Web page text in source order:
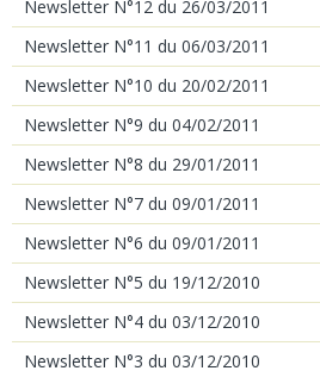
Newsletter N°12 du 26/03/2011
Newsletter N°11 du 06/03/2011
Newsletter N°10 du 20/02/2011
Newsletter N°9 du 04/02/2011
Newsletter N°8 du 29/01/2011
Newsletter N°7 du 09/01/2011
Newsletter N°6 du 09/01/2011
Newsletter N°5 du 19/12/2010
Newsletter N°4 du 03/12/2010
Newsletter N°3 du 03/12/2010